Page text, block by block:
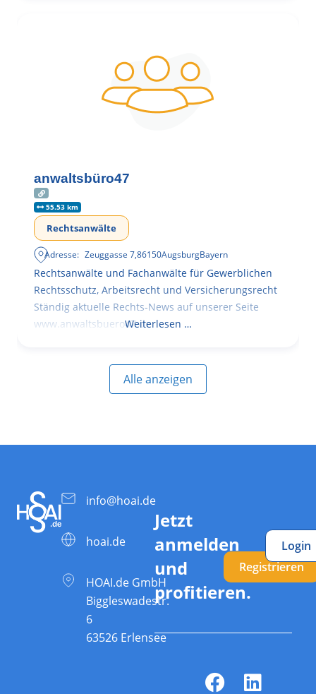
anwaltsbüro47
55.53 km
Rechtsanwälte
Adresse: Zeuggasse 7,86150AugsburgBayern
Rechtsanwälte und Fachanwälte für Gewerblichen
Rechtsschutz, Arbeitsrecht und Versicherungsrecht
Ständig aktuelle Rechts-News auf unserer Seite
www.anwaltsbuero47.deWeiterlesen …
Alle anzeigen
info@hoai.de
hoai.de
HOAI.de GmbH
Biggleswadestr.
6
63526 Erlensee
Jetzt
anmelden
und
profitieren.
Registrieren
Login